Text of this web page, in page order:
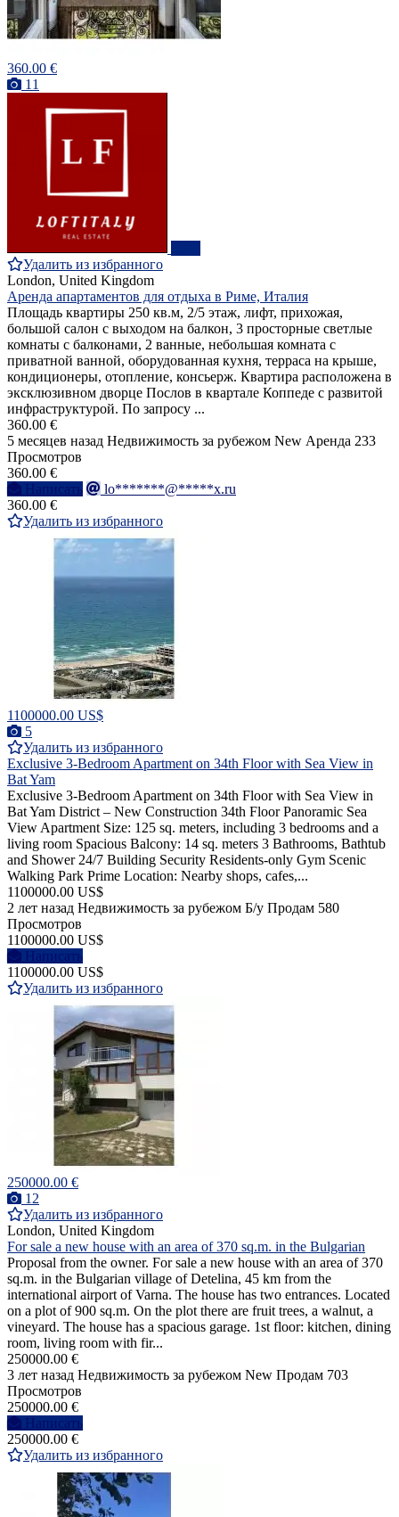
360.00 €
11
Удалить из избранного
London, United Kingdom
Аренда апартаментов для отдыха в Риме, Италия
Площадь квартиры 250 кв.м, 2/5 этаж, лифт, прихожая,
большой салон с выходом на балкон, 3 просторные светлые
комнаты с балконами, 2 ванные, небольшая комната с
приватной ванной, оборудованная кухня, терраса на крыше,
кондиционеры, отопление, консьерж. Квартира расположена в
эксклюзивном дворце Послов в квартале Коппеде с развитой
инфраструктурой. По запросу ...
360.00 €
5 месяцев назад Недвижимость за рубежом New Аренда 233
Просмотров
360.00 €
Написать
lo*******@*****x.ru
360.00 €
Удалить из избранного
1100000.00 US$
5
Удалить из избранного
Exclusive 3-Bedroom Apartment on 34th Floor with Sea View in
Bat Yam
Exclusive 3-Bedroom Apartment on 34th Floor with Sea View in
Bat Yam District – New Construction 34th Floor Panoramic Sea
View Apartment Size: 125 sq. meters, including 3 bedrooms and a
living room Spacious Balcony: 14 sq. meters 3 Bathrooms, Bathtub
and Shower 24/7 Building Security Residents-only Gym Scenic
Walking Park Prime Location: Nearby shops, cafes,...
1100000.00 US$
2 лет назад Недвижимость за рубежом Б/у Продам 580
Просмотров
1100000.00 US$
Написать
1100000.00 US$
Удалить из избранного
250000.00 €
12
Удалить из избранного
London, United Kingdom
For sale a new house with an area of 370 sq.m. in the Bulgarian
Proposal from the owner. For sale a new house with an area of 370
sq.m. in the Bulgarian village of Detelina, 45 km from the
international airport of Varna. The house has two entrances. Located
on a plot of 900 sq.m. On the plot there are fruit trees, a walnut, a
vineyard. The house has a spacious garage. 1st floor: kitchen, dining
room, living room with fir...
250000.00 €
3 лет назад Недвижимость за рубежом New Продам 703
Просмотров
250000.00 €
Написать
250000.00 €
Удалить из избранного